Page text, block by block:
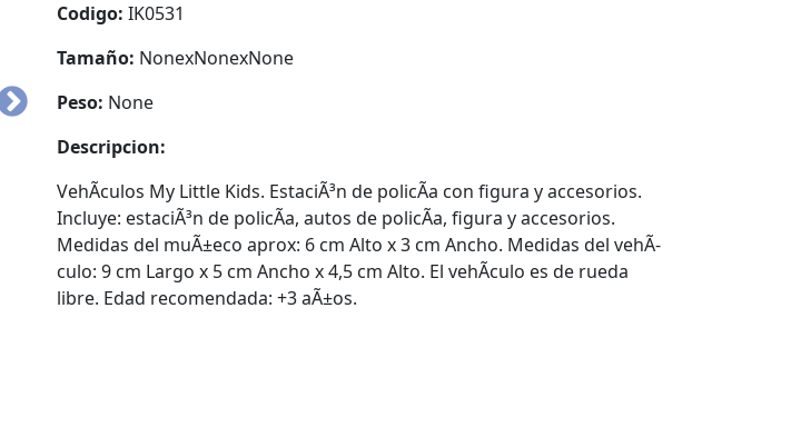
Codigo: IK0531
Tamaño: NonexNonexNone
Peso: None
Descripcion:
VehÃ­culos My Little Kids. EstaciÃ³n de policÃ­a con figura y accesorios.
Incluye: estaciÃ³n de policÃ­a, autos de policÃ­a, figura y accesorios.
Medidas del muÃ±eco aprox: 6 cm Alto x 3 cm Ancho. Medidas del vehÃ­
culo: 9 cm Largo x 5 cm Ancho x 4,5 cm Alto. El vehÃ­culo es de rueda
libre. Edad recomendada: +3 aÃ±os.